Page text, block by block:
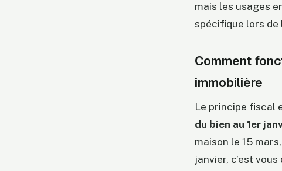
mais les usages
spécifique lors de
Comment
immobilière
Le principe fiscal
du bien au 1er
maison le 15
janvier, c’est